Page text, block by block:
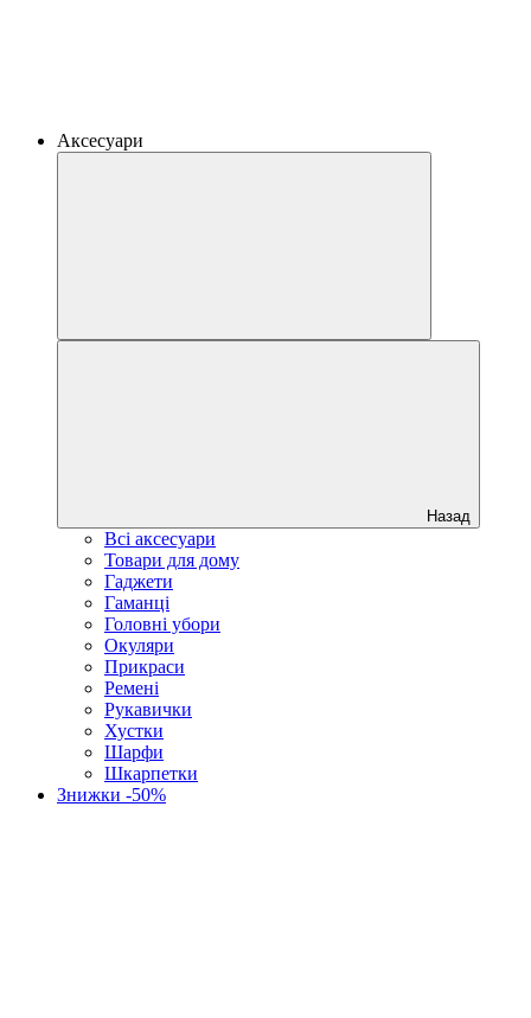
Аксесуари
Назад
Всі аксесуари
Товари для дому
Гаджети
Гаманці
Головні убори
Окуляри
Прикраси
Ремені
Рукавички
Хустки
Шарфи
Шкарпетки
Знижки -50%